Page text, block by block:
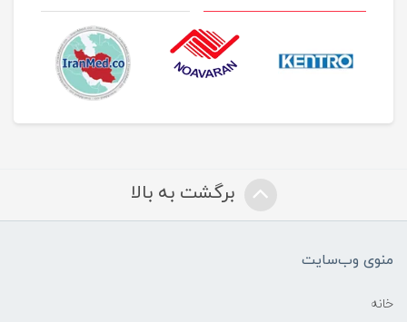
برگشت به بالا
منوی وب‌سایت
خانه